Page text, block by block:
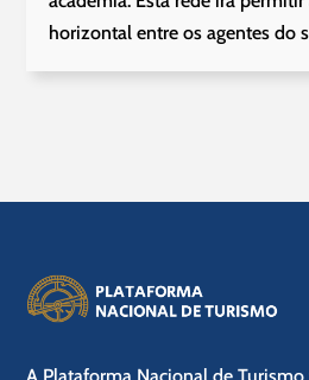
horizontal entre os agentes do